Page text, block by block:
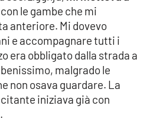
le gambe che mi
anteriore. Mi dovevo
e accompagnare tutti i
era obbligato dalla strada a
malgrado le
non osava guardare. La
iniziava già con